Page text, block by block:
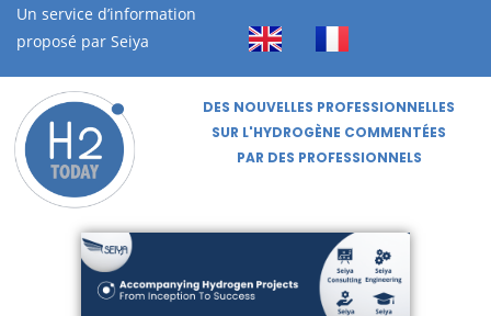
Un service d’information
proposé par Seiya
DES NOUVELLES PROFESSIONNELLES
SUR L'HYDROGÈNE COMMENTÉES
PAR DES PROFESSIONNELS